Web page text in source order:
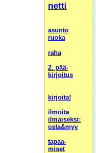
netti
asunto
ruoka
raha
2. pää-
kirjoitus
kirjoita!
ilmoita
ilmaiseksi:
osta&myy
tapaa-
miset